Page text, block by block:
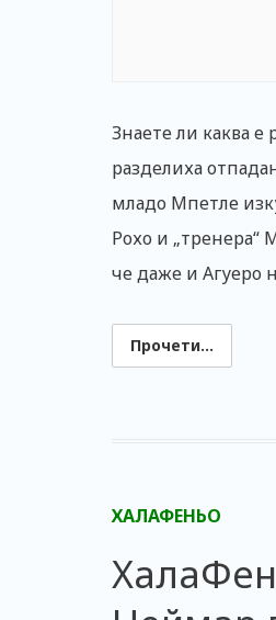
Знаете ли каква
разделиха
младо Мпетле
Рохо и
че даже и Агуеро
Прочети...
ХАЛАФЕНЬО